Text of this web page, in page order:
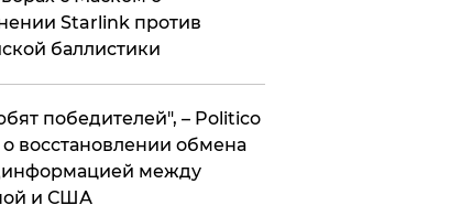
Starlink против
баллистики
победителей", – Politico
о восстановлении обмена
между
и США